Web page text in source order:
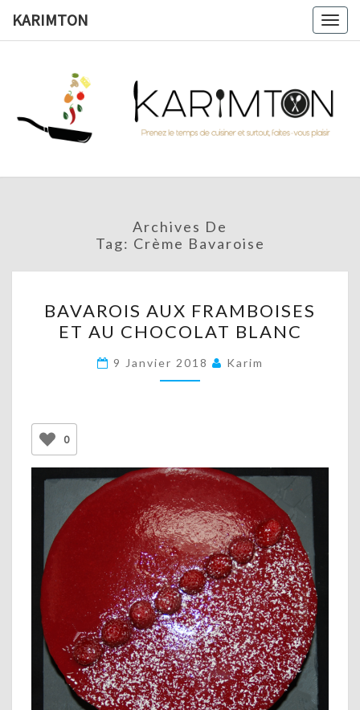
KARIMTON
Prenez
Le
Et
Vous
Plaisir !
Archives De
Tag: Crème Bavaroise
AUX
FRAMBOISES
ET
AU
BAVAROIS AUX FRAMBOISES
ET AU CHOCOLAT BLANC
9 Janvier 2018 Karim
0